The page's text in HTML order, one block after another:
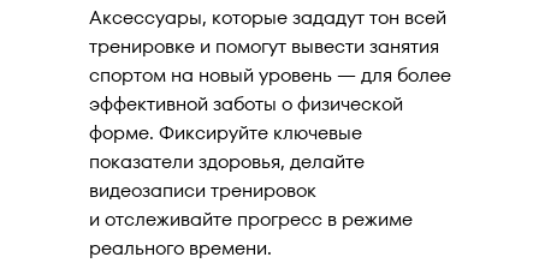
Аксессуары, которые зададут тон всей
тренировке и помогут вывести занятия
спортом на новый уровень — для более
эффективной заботы о физической
форме. Фиксируйте ключевые
показатели здоровья, делайте
видеозаписи тренировок
и отслеживайте прогресс в режиме
реального времени.